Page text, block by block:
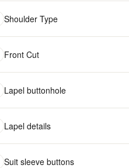
Shoulder Type
Front Cut
Lapel buttonhole
Lapel details
Suit sleeve buttons